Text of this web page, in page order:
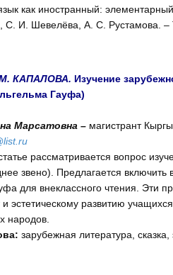
как иностранный:
И. Шевелёва, А. С. Рустамова. –
КАПАЛОВА. Изучение
Гауфа)
Марсатовна – магистрант
рассматривается вопрос
звено). Предлагается
для внеклассного чтения. Эти
эстетическому развитию
народов.
зарубежная литература, сказка,